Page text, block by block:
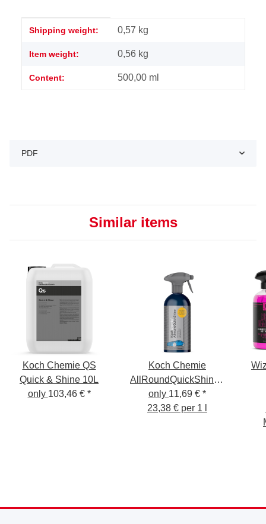
Item information
Value
Shipping weight: 0,57 kg
Item weight: 0,56 kg
Content: 500,00 ml
PDF
Similar items
Koch Chemie QS
Quick & Shine 10L
only 103,46 € *
Koch Chemie
AllRoundQuickShine -
Finish Spray 500ml
only 11,69 € *
23,38 € per 1 l